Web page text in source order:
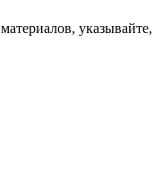
указывайте,